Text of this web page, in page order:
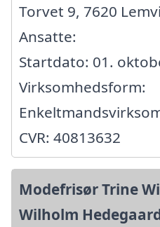
Torvet 9, 7620
Ansatte:
Startdato: 01.
Virksomhedsform:
CVR: 40813632
Modefrisør Trine
Wilholm